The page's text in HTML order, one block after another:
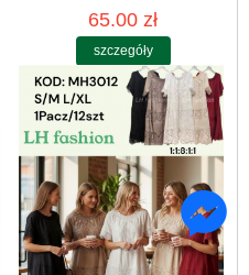
65.00 zł
szczegóły